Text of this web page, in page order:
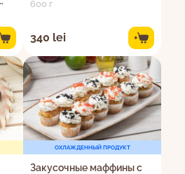
600 г
340 lei +
ОХЛАЖДЕННЫЙ ПРОДУКТ
Закусочные маффины с